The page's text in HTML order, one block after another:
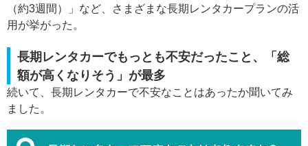
（約3週間）」など、さまざまな長期レンタカープランの活
用が挙がった。
長期レンタカーでもっとも不安だったこと、「総
額が高くなりそう」が最多
続いて、長期レンタカーで不安なことはあったか聞いてみ
ました。